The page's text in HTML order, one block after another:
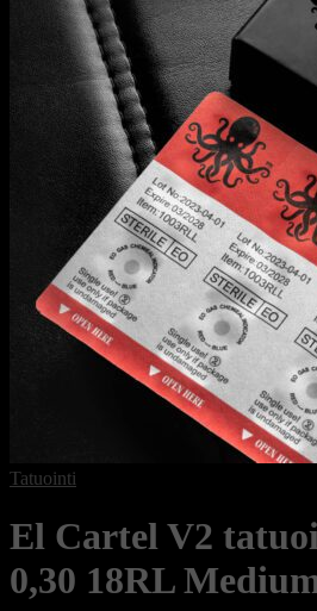
Tatuointi
El Cartel V2
0,30 18RL